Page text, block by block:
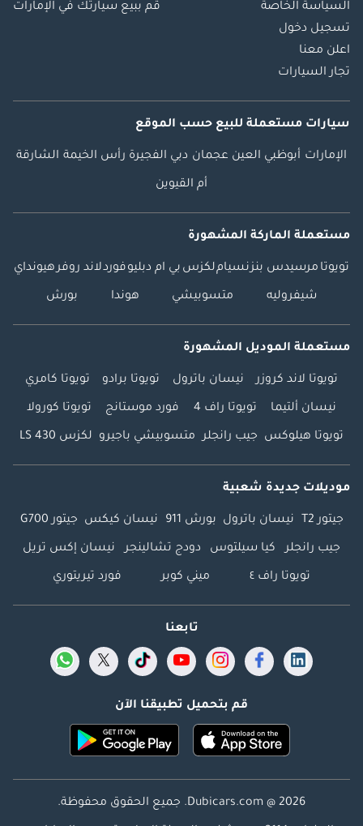
السياسة الخاصة
تسجيل دخول
اعلن معنا
تجار السيارات
قم ببيع سيارتك في الإمارات
سيارات مستعملة للبيع حسب الموقع
الإمارات أبوظبي العين عجمان دبي الفجيرة رأس الخيمة الشارقة
أم القيوين
مستعملة الماركة المشهورة
تويوتا مرسيدس بنزنسياملكزس بي ام دبليوفوردلاند روفرهيونداي
شيفروليه متسوبيشي هوندا بورش
مستعملة الموديل المشهورة
تويوتا لاند كروزر نيسان باترول تويوتا برادو تويوتا كامري
نيسان ألتيما تويوتا راف 4 فورد موستانج تويوتا كورولا
تويوتا هيلوكس جيب رانجلر متسوبيشي باجيرو لكزس LS 430
موديلات جديدة شعبية
جيتور T2 نيسان باترول بورش 911 نيسان كيكس جيتور G700
جيب رانجلر كيا سيلتوس دودج تشالينجر نيسان إكس تريل
تويوتا راف ٤ ميني كوبر فورد تيريتوري
تابعنا
قم بتحميل تطبيقنا الآن
Dubicars.com @ 2026. جميع الحقوق محفوظة.